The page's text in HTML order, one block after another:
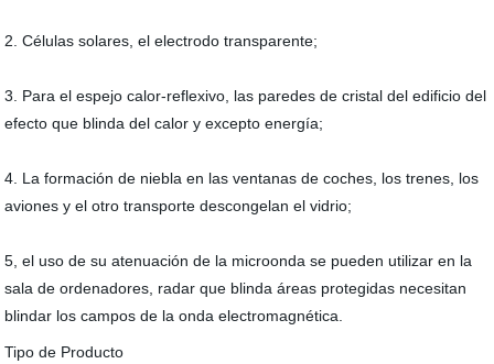
2. Células solares, el electrodo transparente;
3. Para el espejo calor-reflexivo, las paredes de cristal del edificio del
efecto que blinda del calor y excepto energía;
4. La formación de niebla en las ventanas de coches, los trenes, los
aviones y el otro transporte descongelan el vidrio;
5, el uso de su atenuación de la microonda se pueden utilizar en la
sala de ordenadores, radar que blinda áreas protegidas necesitan
blindar los campos de la onda electromagnética.
Tipo de Producto